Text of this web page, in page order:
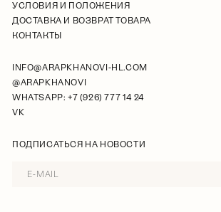
УСЛОВИЯ И ПОЛОЖЕНИЯ
ДОСТАВКА И ВОЗВРАТ ТОВАРА
КОНТАКТЫ
INFO@ARAPKHANOVI-HL.COM
@ARAPKHANOVI
WHATSAPP: +7 (926) 777 14 24
VK
ПОДПИСАТЬСЯ НА НОВОСТИ